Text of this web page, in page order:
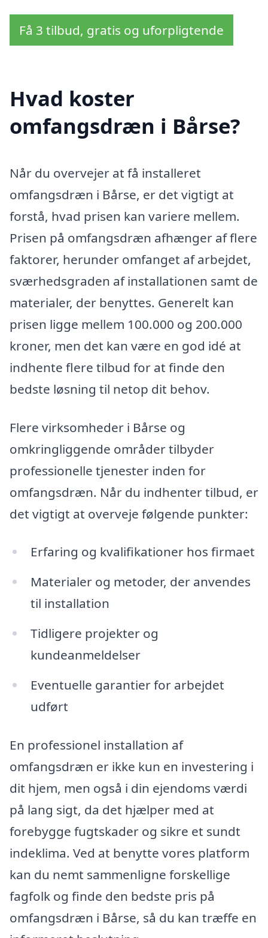
Få 3 tilbud, gratis og uforpligtende
Hvad koster
omfangsdræn i Bårse?
Når du overvejer at få installeret
omfangsdræn i Bårse, er det vigtigt at
forstå, hvad prisen kan variere mellem.
Prisen på omfangsdræn afhænger af flere
faktorer, herunder omfanget af arbejdet,
sværhedsgraden af installationen samt de
materialer, der benyttes. Generelt kan
prisen ligge mellem 100.000 og 200.000
kroner, men det kan være en god idé at
indhente flere tilbud for at finde den
bedste løsning til netop dit behov.
Flere virksomheder i Bårse og
omkringliggende områder tilbyder
professionelle tjenester inden for
omfangsdræn. Når du indhenter tilbud, er
det vigtigt at overveje følgende punkter:
Erfaring og kvalifikationer hos firmaet
Materialer og metoder, der anvendes
til installation
Tidligere projekter og
kundeanmeldelser
Eventuelle garantier for arbejdet
udført
En professionel installation af
omfangsdræn er ikke kun en investering i
dit hjem, men også i din ejendoms værdi
på lang sigt, da det hjælper med at
forebygge fugtskader og sikre et sundt
indeklima. Ved at benytte vores platform
kan du nemt sammenligne forskellige
fagfolk og finde den bedste pris på
omfangsdræn i Bårse, så du kan træffe en